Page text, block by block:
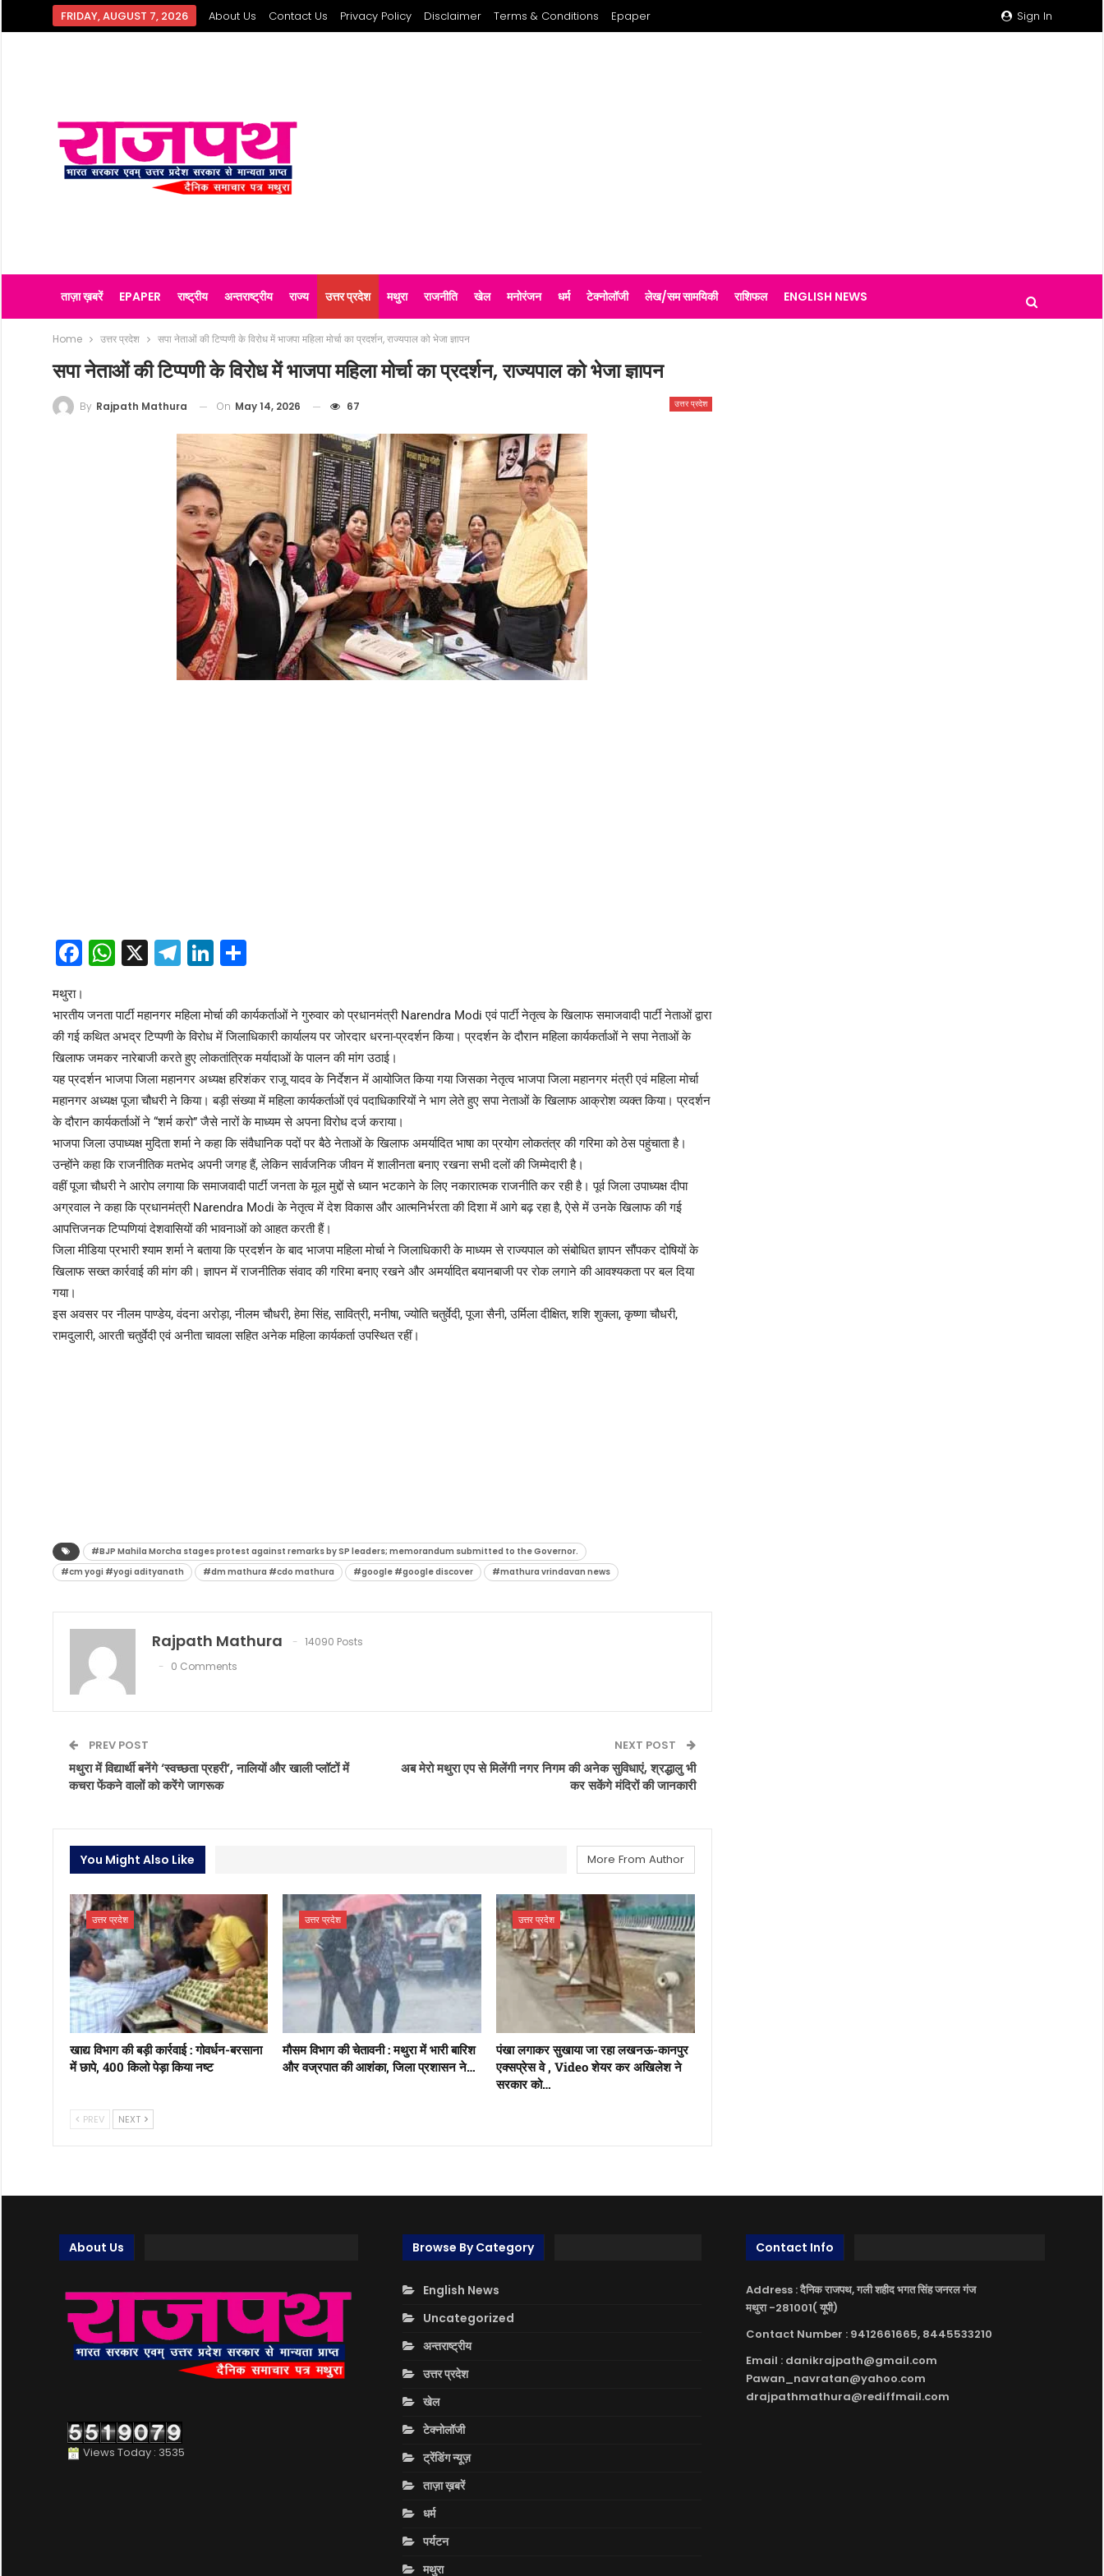
Sign In
FRIDAY, AUGUST 7, 2026 About Us Contact Us Privacy Policy Disclaimer Terms & Conditions Epaper
ताज़ा ख़बरें EPAPER राष्ट्रीय अन्तराष्ट्रीय राज्य उत्तर प्रदेश मथुरा राजनीति खेल मनोरंजन धर्म टेक्नोलॉजी लेख/सम सामयिकी राशिफल ENGLISH NEWS
Home उत्तर प्रदेश सपा नेताओं की टिप्पणी के विरोध में भाजपा महिला मोर्चा का प्रदर्शन, राज्यपाल को भेजा ज्ञापन
सपा नेताओं की टिप्पणी के विरोध में भाजपा महिला मोर्चा का प्रदर्शन, राज्यपाल को भेजा ज्ञापन
उत्तर प्रदेश
By Rajpath Mathura On May 14, 2026 67
Facebook
WhatsApp
X Telegram
LinkedIn
Share
मथुरा।
भारतीय जनता पार्टी महानगर महिला मोर्चा की कार्यकर्ताओं ने गुरुवार को प्रधानमंत्री Narendra Modi एवं पार्टी नेतृत्व के खिलाफ समाजवादी पार्टी नेताओं द्वारा
की गई कथित अभद्र टिप्पणी के विरोध में जिलाधिकारी कार्यालय पर जोरदार धरना-प्रदर्शन किया। प्रदर्शन के दौरान महिला कार्यकर्ताओं ने सपा नेताओं के
खिलाफ जमकर नारेबाजी करते हुए लोकतांत्रिक मर्यादाओं के पालन की मांग उठाई।
यह प्रदर्शन भाजपा जिला महानगर अध्यक्ष हरिशंकर राजू यादव के निर्देशन में आयोजित किया गया जिसका नेतृत्व भाजपा जिला महानगर मंत्री एवं महिला मोर्चा
महानगर अध्यक्ष पूजा चौधरी ने किया। बड़ी संख्या में महिला कार्यकर्ताओं एवं पदाधिकारियों ने भाग लेते हुए सपा नेताओं के खिलाफ आक्रोश व्यक्त किया। प्रदर्शन
के दौरान कार्यकर्ताओं ने “शर्म करो” जैसे नारों के माध्यम से अपना विरोध दर्ज कराया।
भाजपा जिला उपाध्यक्ष मुदिता शर्मा ने कहा कि संवैधानिक पदों पर बैठे नेताओं के खिलाफ अमर्यादित भाषा का प्रयोग लोकतंत्र की गरिमा को ठेस पहुंचाता है।
उन्होंने कहा कि राजनीतिक मतभेद अपनी जगह हैं, लेकिन सार्वजनिक जीवन में शालीनता बनाए रखना सभी दलों की जिम्मेदारी है।
वहीं पूजा चौधरी ने आरोप लगाया कि समाजवादी पार्टी जनता के मूल मुद्दों से ध्यान भटकाने के लिए नकारात्मक राजनीति कर रही है। पूर्व जिला उपाध्यक्ष दीपा
अग्रवाल ने कहा कि प्रधानमंत्री Narendra Modi के नेतृत्व में देश विकास और आत्मनिर्भरता की दिशा में आगे बढ़ रहा है, ऐसे में उनके खिलाफ की गई
आपत्तिजनक टिप्पणियां देशवासियों की भावनाओं को आहत करती हैं।
जिला मीडिया प्रभारी श्याम शर्मा ने बताया कि प्रदर्शन के बाद भाजपा महिला मोर्चा ने जिलाधिकारी के माध्यम से राज्यपाल को संबोधित ज्ञापन सौंपकर दोषियों के
खिलाफ सख्त कार्रवाई की मांग की। ज्ञापन में राजनीतिक संवाद की गरिमा बनाए रखने और अमर्यादित बयानबाजी पर रोक लगाने की आवश्यकता पर बल दिया
गया।
इस अवसर पर नीलम पाण्डेय, वंदना अरोड़ा, नीलम चौधरी, हेमा सिंह, सावित्री, मनीषा, ज्योति चतुर्वेदी, पूजा सैनी, उर्मिला दीक्षित, शशि शुक्ला, कृष्णा चौधरी,
रामदुलारी, आरती चतुर्वेदी एवं अनीता चावला सहित अनेक महिला कार्यकर्ता उपस्थित रहीं।
#BJP Mahila Morcha stages protest against remarks by SP leaders; memorandum submitted to the Governor.
#cm yogi #yogi adityanath
#dm mathura #cdo mathura #google #google discover #mathura vrindavan news
Rajpath Mathura
14090 Posts
0 Comments
PREV POST
मथुरा में विद्यार्थी बनेंगे ‘स्वच्छता प्रहरी’, नालियों और खाली प्लॉटों में
कचरा फेंकने वालों को करेंगे जागरूक
NEXT POST
अब मेरो मथुरा एप से मिलेंगी नगर निगम की अनेक सुविधाएं, श्रद्धालु भी
कर सकेंगे मंदिरों की जानकारी
You Might Also Like More From Author
उत्तर प्रदेश
खाद्य विभाग की बड़ी कार्रवाई : गोवर्धन-बरसाना
में छापे, 400 किलो पेड़ा किया नष्ट
उत्तर प्रदेश
मौसम विभाग की चेतावनी : मथुरा में भारी बारिश
और वज्रपात की आशंका, जिला प्रशासन ने…
उत्तर प्रदेश
पंखा लगाकर सुखाया जा रहा लखनऊ-कानपुर
एक्सप्रेस वे , Video शेयर कर अखिलेश ने
सरकार को…
PREV NEXT
About Us
Views Today : 3535
Browse By Category
English News
Uncategorized
अन्तराष्ट्रीय
उत्तर प्रदेश
खेल
टेक्नोलॉजी
ट्रेंडिंग न्यूज़
ताज़ा ख़बरें
धर्म
पर्यटन
मथुरा
Contact Info
Address : दैनिक राजपथ, गली शहीद भगत सिंह जनरल गंज
मथुरा -281001( यूपी)
Contact Number : 9412661665, 8445533210
Email : danikrajpath@gmail.com
Pawan_navratan@yahoo.com
drajpathmathura@rediffmail.com